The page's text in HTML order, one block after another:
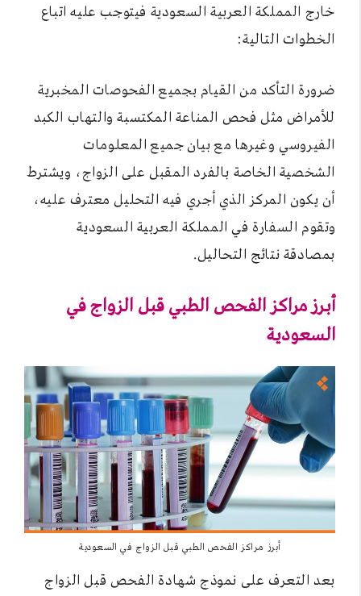
خارج المملكة العربية السعودية فيتوجب عليه اتباع
الخطوات التالية:
ضرورة التأكد من القيام بجميع الفحوصات المخبرية
للأمراض مثل فحص المناعة المكتسبة والتهاب الكبد
الفيروسي وغيرها مع بيان جميع المعلومات
الشخصية الخاصة بالفرد المقبل على الزواج، ويشترط
أن يكون المركز الذي أجري فيه التحليل معترف عليه،
وتقوم السفارة في المملكة العربية السعودية
بمصادقة نتائج التحاليل.
أبرز مراكز الفحص الطبي قبل الزواج في
السعودية
أبرز مراكز الفحص الطبي قبل الزواج في السعودية
بعد التعرف على نموذج شهادة الفحص قبل الزواج